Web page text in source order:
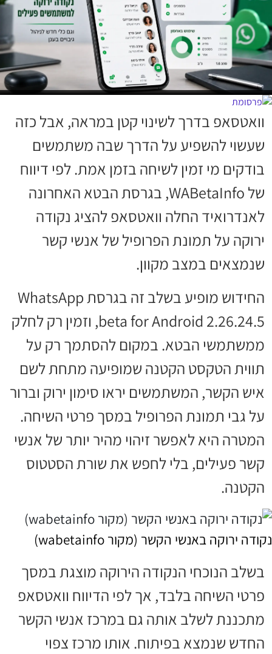
וואטסאפ בדרך לשינוי קטן במראה, אבל כזה
שעשוי להשפיע על הדרך שבה משתמשים
בודקים מי זמין לשיחה בזמן אמת. לפי דיווח
של WABetaInfo, בגרסת הבטא האחרונה
לאנדרואיד החלה וואטסאפ להציג נקודה
ירוקה על תמונת הפרופיל של אנשי קשר
שנמצאים במצב מקוון.
החידוש מופיע בשלב זה בגרסת WhatsApp
beta for Android 2.26.24.5, וזמין רק לחלק
ממשתמשי הבטא. במקום להסתמך רק על
תווית הטקסט הקטנה שמופיעה מתחת לשם
איש הקשר, המשתמשים יראו סימון ירוק וברור
על גבי תמונת הפרופיל במסך פרטי השיחה.
המטרה היא לאפשר זיהוי מהיר יותר של אנשי
קשר פעילים, בלי לחפש את שורת הסטטוס
הקטנה.
נקודה ירוקה באנשי הקשר (מקור wabetainfo)
בשלב הנוכחי הנקודה הירוקה מוצגת במסך
פרטי השיחה בלבד, אך לפי הדיווח וואטסאפ
מתכננת לשלב אותה גם במרכז אנשי הקשר
החדש שנמצא בפיתוח. אותו מרכז צפוי